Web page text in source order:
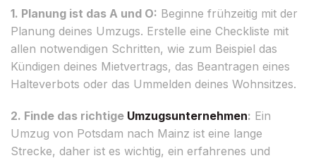
1. Planung ist das A und O: Beginne frühzeitig mit der
Planung deines Umzugs. Erstelle eine Checkliste mit
allen notwendigen Schritten, wie zum Beispiel das
Kündigen deines Mietvertrags, das Beantragen eines
Halteverbots oder das Ummelden deines Wohnsitzes.
2. Finde das richtige Umzugsunternehmen: Ein
Umzug von Potsdam nach Mainz ist eine lange
Strecke, daher ist es wichtig, ein erfahrenes und